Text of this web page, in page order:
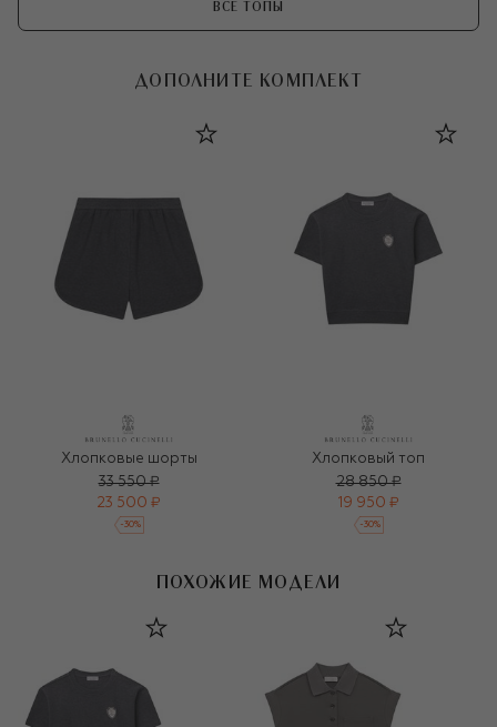
ВСЕ ТОПЫ
ДОПОЛНИТЕ КОМПЛЕКТ
Хлопковые шорты
33 550 ₽
23 500 ₽
-30%
Хлопковый топ
28 850 ₽
19 950 ₽
-30%
ПОХОЖИЕ МОДЕЛИ